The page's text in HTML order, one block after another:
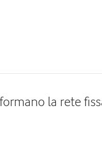
la rete